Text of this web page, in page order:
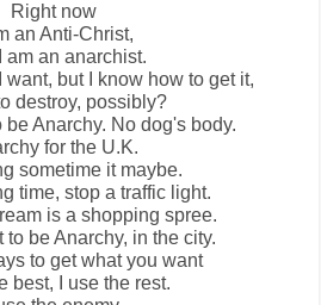
Right now
an Anti-Christ,
am an anarchist.
want, but I know how to get it,
destroy, possibly?
Anarchy. No dog's body.
for the U.K.
sometime it maybe.
time, stop a traffic light.
is a shopping spree.
to be Anarchy, in the city.
to get what you want
best, I use the rest.